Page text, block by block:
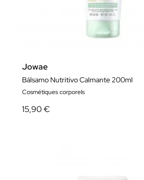
Jowae
Bálsamo Nutritivo Calmante 200ml
Cosmétiques corporels
15,90 €